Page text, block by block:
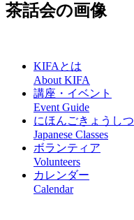
茶話会の画像
KIFAとは
About KIFA
講座・イベント
Event Guide
にほんごきょうしつ
Japanese Classes
ボランティア
Volunteers
カレンダー
Calendar